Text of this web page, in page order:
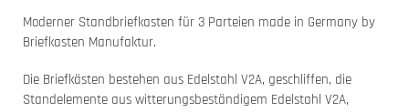
Moderner Standbriefkasten für 3 Parteien made in Germany by
Briefkasten Manufaktur.
Die Briefkästen bestehen aus Edelstahl V2A, geschliffen, die
Standelemente aus witterungsbeständigem Edelstahl V2A,